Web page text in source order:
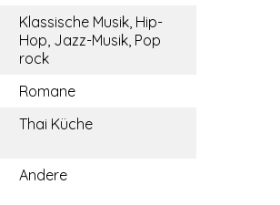
Klassische Musik, Hip-
Hop, Jazz-Musik, Pop
rock
Romane
Thai Küche
Andere